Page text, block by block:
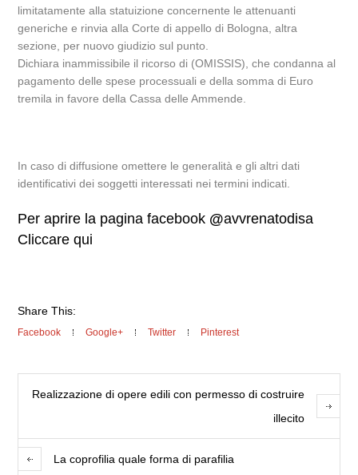
limitatamente alla statuizione concernente le attenuanti
generiche e rinvia alla Corte di appello di Bologna, altra
sezione, per nuovo giudizio sul punto.
Dichiara inammissibile il ricorso di (OMISSIS), che condanna al
pagamento delle spese processuali e della somma di Euro
tremila in favore della Cassa delle Ammende.
In caso di diffusione omettere le generalità e gli altri dati
identificativi dei soggetti interessati nei termini indicati.
Per aprire la pagina facebook @avvrenatodisa
Cliccare qui
Share This:
Facebook Google+ Twitter Pinterest
Realizzazione di opere edili con permesso di costruire
illecito
La coprofilia quale forma di parafilia